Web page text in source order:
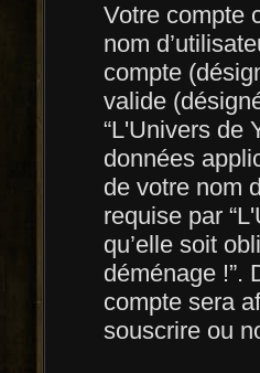
Votre compte
nom
compte
valide
“L'Univers de
données
de votre nom
requise par
qu’elle soit
déménage !”.
compte sera
souscrire ou